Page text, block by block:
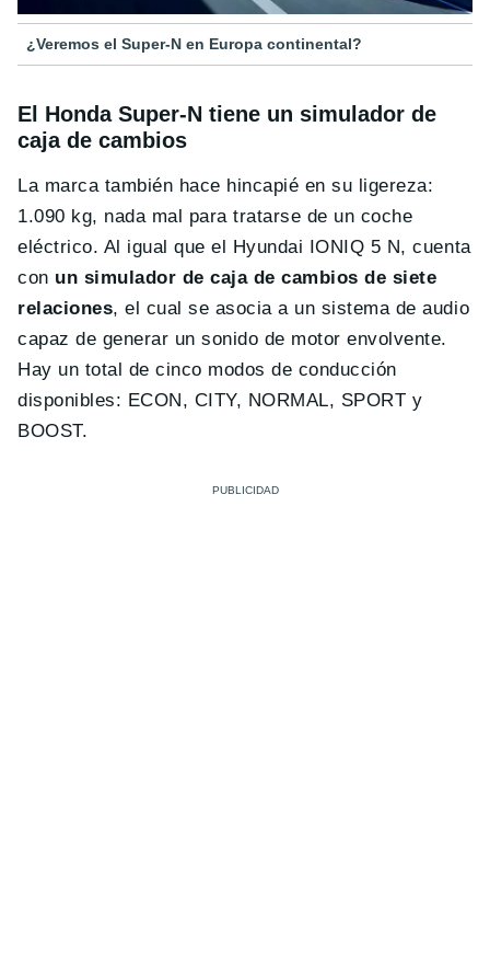
¿Veremos el Super-N en Europa continental?
El Honda Super-N tiene un simulador de
caja de cambios
La marca también hace hincapié en su ligereza:
1.090 kg, nada mal para tratarse de un coche
eléctrico. Al igual que el Hyundai IONIQ 5 N, cuenta
con un simulador de caja de cambios de siete
relaciones, el cual se asocia a un sistema de audio
capaz de generar un sonido de motor envolvente.
Hay un total de cinco modos de conducción
disponibles: ECON, CITY, NORMAL, SPORT y
BOOST.